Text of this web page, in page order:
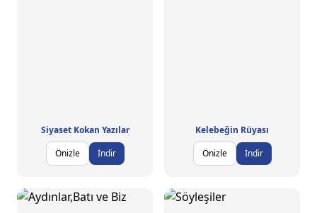
Siyaset Kokan Yazılar
Önizle
İndir
Kelebeğin Rüyası
Önizle
İndir